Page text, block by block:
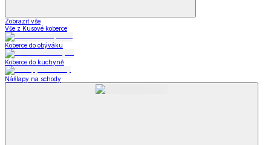
Zobrazit vše
Vše z Kusové koberce
Koberce do obýváku
Koberce do kuchyně
Nášlapy na schody